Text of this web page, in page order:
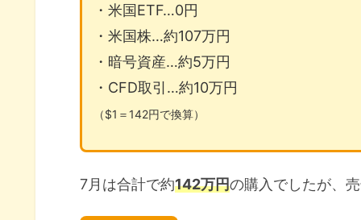
新NISAのための種銭を確保する
2023年7月売買銘柄公開まとめ
・米国ETF…0円
・米国株…約107万円
・暗号資産…約5万円
・CFD取引…約10万円
（$1＝142円で換算）
7月は合計で約142万円の購入でしたが、